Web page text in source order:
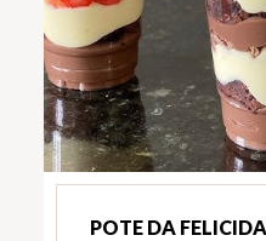
POTE DA